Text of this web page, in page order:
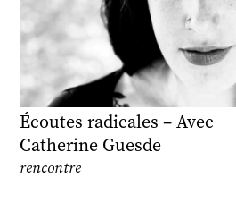
Écoutes radicales – Avec
Catherine Guesde
rencontre